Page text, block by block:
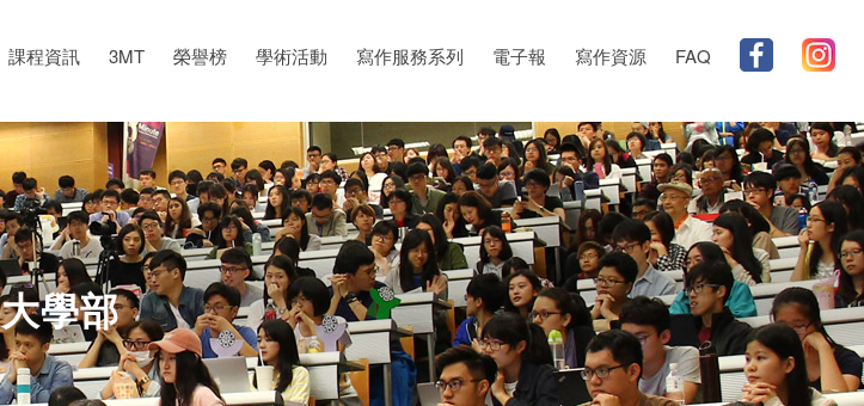
課程資訊 3MT 榮譽榜 學術活動 寫作服務系列 電子報 寫作資源 FAQ
大學部